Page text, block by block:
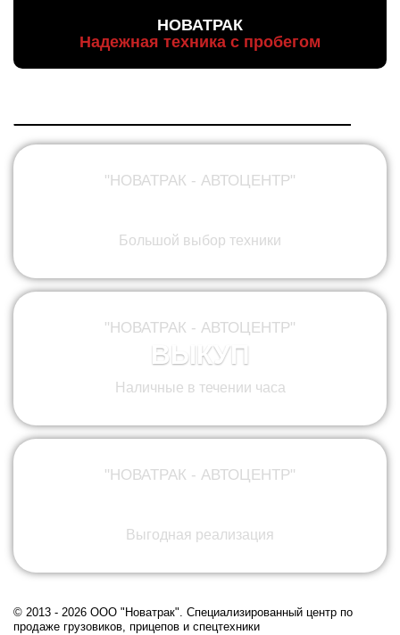
НОВАТРАК
Надежная техника с пробегом
"НОВАТРАК - АВТОЦЕНТР"
Большой выбор техники
"НОВАТРАК - АВТОЦЕНТР"
ВЫКУП
Наличные в течении часа
"НОВАТРАК - АВТОЦЕНТР"
Выгодная реализация
© 2013 - 2026 ООО "Новатрак". Cпециализированный центр по
продаже грузовиков, прицепов и спецтехники